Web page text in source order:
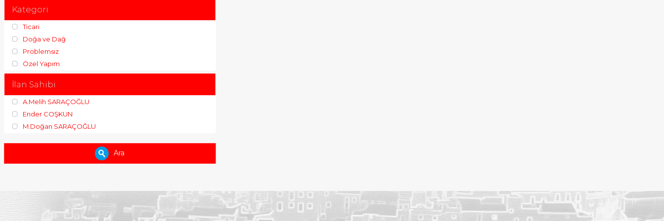
Kategori
Ticari
Doğa ve Dağ
Problemsiz
Özel Yapım
İlan Sahibi
A.Melih SARAÇOĞLU
Ender COŞKUN
M.Doğan SARAÇOĞLU
Ara